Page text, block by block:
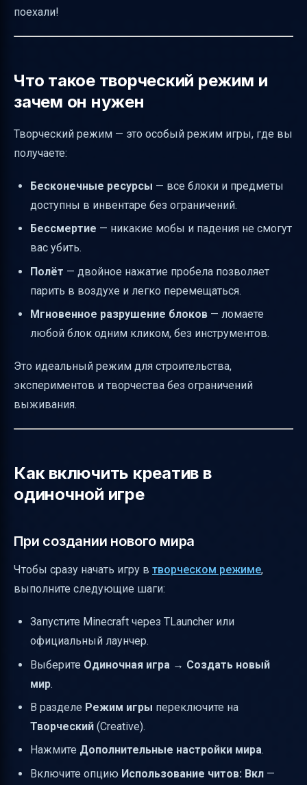
Распространённые ошибки и как их
Практические советы по использованию
креатива
Заключение
поехали!
Что такое творческий режим и
зачем он нужен
Творческий режим — это особый режим игры, где вы
получаете:
Бесконечные ресурсы — все блоки и предметы
доступны в инвентаре без ограничений.
Бессмертие — никакие мобы и падения не смогут
вас убить.
Полёт — двойное нажатие пробела позволяет
парить в воздухе и легко перемещаться.
Мгновенное разрушение блоков — ломаете
любой блок одним кликом, без инструментов.
Это идеальный режим для строительства,
экспериментов и творчества без ограничений
выживания.
Как включить креатив в
одиночной игре
При создании нового мира
Чтобы сразу начать игру в творческом режиме,
выполните следующие шаги:
Запустите Minecraft через TLauncher или
официальный лаунчер.
Выберите Одиночная игра → Создать новый
мир.
В разделе Режим игры переключите на
Творческий (Creative).
Нажмите Дополнительные настройки мира.
Включите опцию Использование читов: Вкл —